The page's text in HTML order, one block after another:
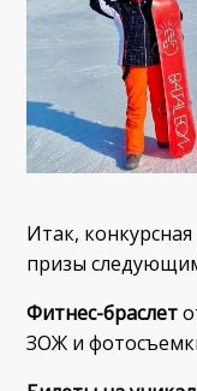
Итак,
призы
Фитнес-браслет
ЗОЖ и